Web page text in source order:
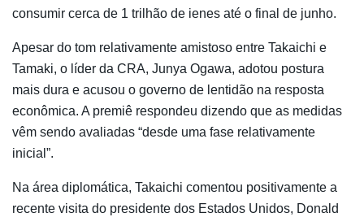
consumir cerca de 1 trilhão de ienes até o final de junho.
Apesar do tom relativamente amistoso entre Takaichi e
Tamaki, o líder da CRA, Junya Ogawa, adotou postura
mais dura e acusou o governo de lentidão na resposta
econômica. A premiê respondeu dizendo que as medidas
vêm sendo avaliadas “desde uma fase relativamente
inicial”.
Na área diplomática, Takaichi comentou positivamente a
recente visita do presidente dos Estados Unidos, Donald